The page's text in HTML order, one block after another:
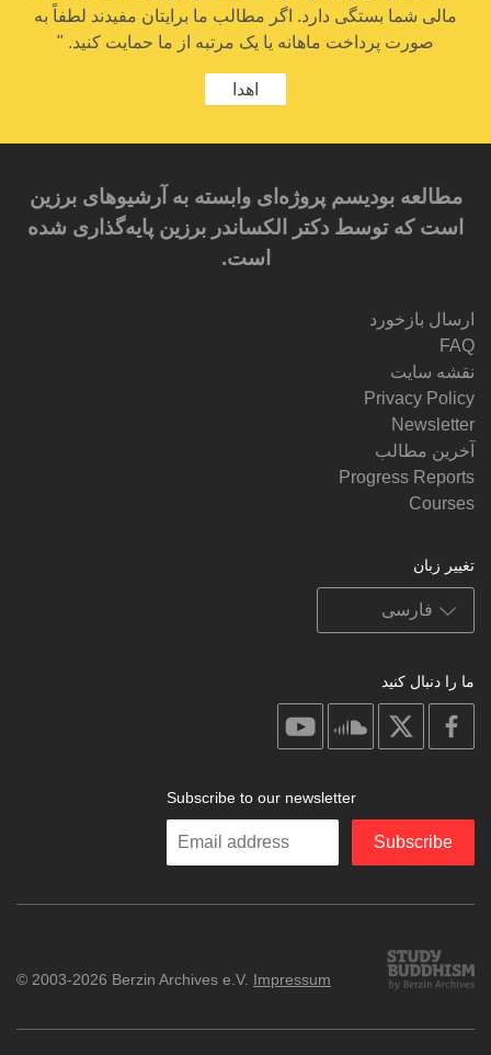
مالی شما بستگی دارد. اگر مطالب ما برایتان مفیدند لطفاً به
صورت پرداخت ماهانه یا یک مرتبه از ما حمایت کنید. "
اهدا
مطالعه بودیسم پروژه‌ای وابسته به آرشیوهای برزین
است که توسط دکتر الکساندر برزین پایه‌گذاری شده
است.
ارسال بازخورد
FAQ
نقشه سایت
Privacy Policy
Newsletter
آخرین مطالب
Progress Reports
Courses
تغییر زبان
ما را دنبال کنید
facebook
soundcloud
Subscribe to our newsletter
Enter
Subscribe
Study
Buddhism
© 2003-2026 Berzin Archives e.V. Impressum